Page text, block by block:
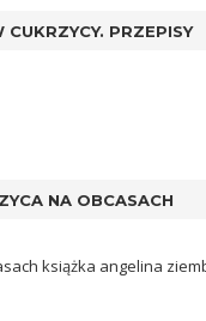
CUKRZYCY. PRZEPISY
NA OBCASACH